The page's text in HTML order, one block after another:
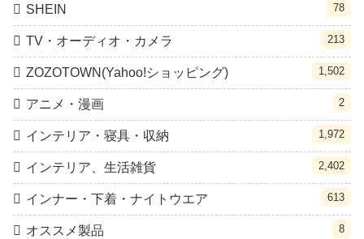
SHEIN 78
TV・オーディオ・カメラ 213
ZOZOTOWN(Yahoo!ショッピング) 1,502
アニメ・漫画 2
インテリア・寝具・収納 1,972
インテリア、生活雑貨 2,402
インナー・下着・ナイトウエア 613
オススメ製品 8